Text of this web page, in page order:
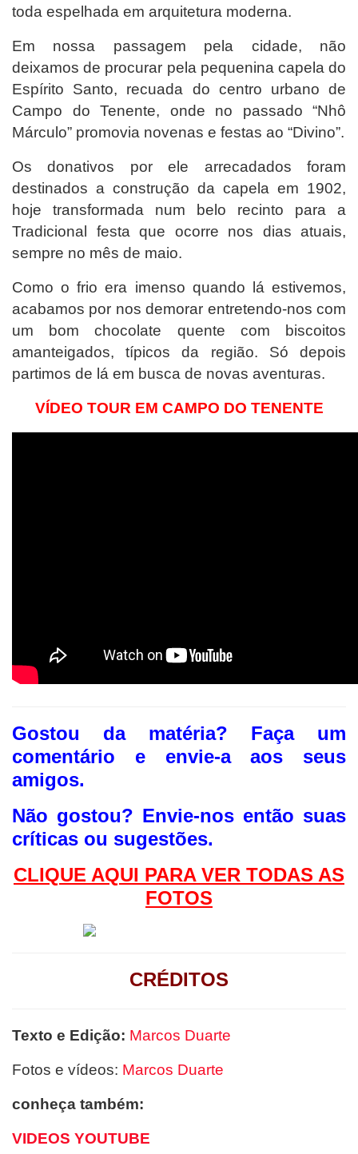
toda espelhada em arquitetura moderna.
Em nossa passagem pela cidade, não
deixamos de procurar pela pequenina capela do
Espírito Santo, recuada do centro urbano de
Campo do Tenente, onde no passado “Nhô
Márculo” promovia novenas e festas ao “Divino”.
Os donativos por ele arrecadados foram
destinados a construção da capela em 1902,
hoje transformada num belo recinto para a
Tradicional festa que ocorre nos dias atuais,
sempre no mês de maio.
Como o frio era imenso quando lá estivemos,
acabamos por nos demorar entretendo-nos com
um bom chocolate quente com biscoitos
amanteigados, típicos da região. Só depois
partimos de lá em busca de novas aventuras.
VÍDEO TOUR EM CAMPO DO TENENTE
Gostou da matéria? Faça um
comentário e envie-a aos seus
amigos.
Não gostou? Envie-nos então suas
críticas ou sugestões.
CLIQUE AQUI PARA VER TODAS AS
FOTOS
CRÉDITOS
Texto e Edição: Marcos Duarte
Fotos e vídeos: Marcos Duarte
conheça também:
VIDEOS YOUTUBE